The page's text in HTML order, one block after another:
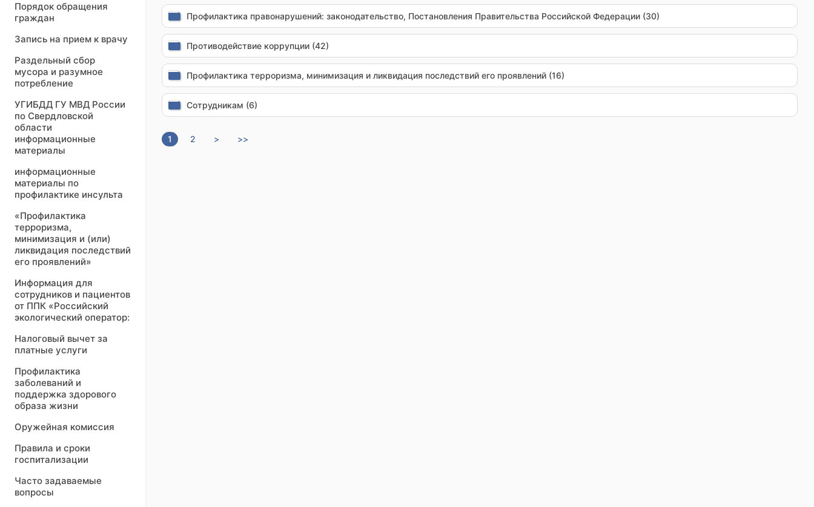
Порядок обращения
граждан
Запись на прием к врачу
Раздельный сбор
мусора и разумное
потребление
УГИБДД ГУ МВД России
по Свердловской
области
информационные
материалы
информационные
материалы по
профилактике инсульта
«Профилактика
терроризма,
минимизация и (или)
ликвидация последствий
его проявлений»
Информация для
сотрудников и пациентов
от ППК «Российский
экологический оператор:
Налоговый вычет за
платные услуги
Профилактика
заболеваний и
поддержка здорового
образа жизни
Оружейная комиссия
Правила и сроки
госпитализации
Часто задаваемые
вопросы
Профилактика правонарушений: законодательство, Постановления Правительства Российской Федерации (30)
Противодействие коррупции (42)
Профилактика терроризма, минимизация и ликвидация последствий его проявлений (16)
Сотрудникам (6)
1 2 > >>